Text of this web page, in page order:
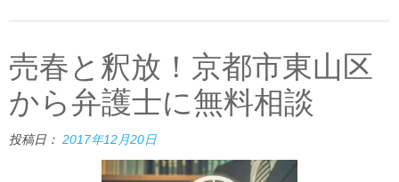
売春と釈放！京都市東山区
から弁護士に無料相談
投稿日： 2017年12月20日